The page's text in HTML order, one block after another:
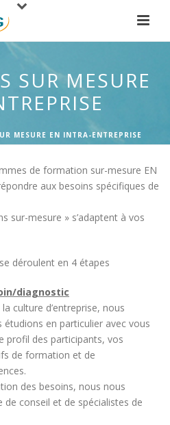
SUR MESURE
MESURE EN INTRA-ENTREPRISE
de formation sur-mesure EN
aux besoins spécifiques de
sur-mesure » s’adaptent à vos
déroulent en 4 étapes
diagnostic
culture d’entreprise, nous
en particulier avec vous
profil des participants, vos
de formation et de
des besoins, nous nous
conseil et de spécialistes de